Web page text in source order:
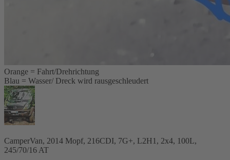
Orange = Fahrt/Drehrichtung
Blau = Wasser/ Dreck wird rausgeschleudert
CamperVan, 2014 Mopf, 216CDI, 7G+, L2H1, 2x4, 100L,
245/70/16 AT